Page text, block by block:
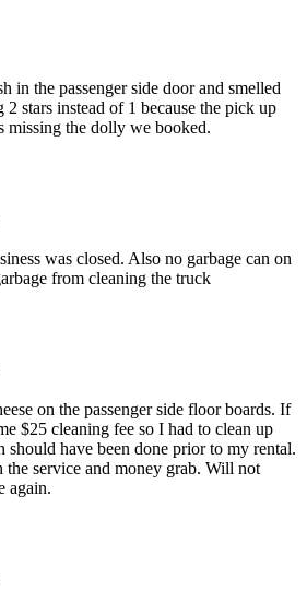
in the passenger side door and smelled
stars instead of 1 because the pick up
missing the dolly we booked.
was closed. Also no garbage can on
from cleaning the truck
on the passenger side floor boards. If
$25 cleaning fee so I had to clean up
should have been done prior to my rental.
service and money grab. Will not
again.